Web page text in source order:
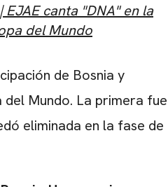
canta "DNA" en la
del Mundo
de Bosnia y
Mundo. La primera fue
eliminada en la fase de